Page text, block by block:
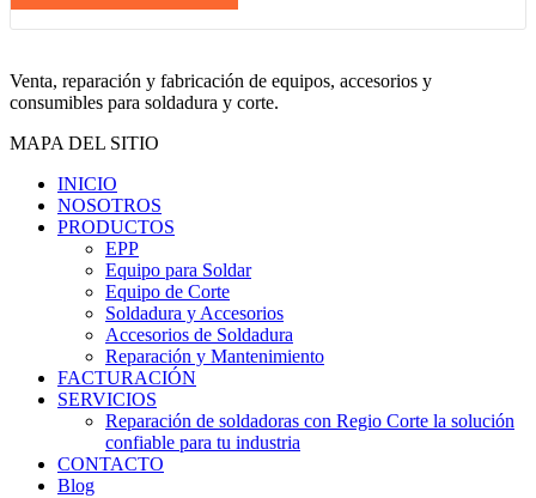
Venta, reparación y fabricación de equipos, accesorios y
consumibles para soldadura y corte.
MAPA DEL SITIO
INICIO
NOSOTROS
PRODUCTOS
EPP
Equipo para Soldar
Equipo de Corte
Soldadura y Accesorios
Accesorios de Soldadura
Reparación y Mantenimiento
FACTURACIÓN
SERVICIOS
Reparación de soldadoras con Regio Corte la solución
confiable para tu industria
CONTACTO
Blog